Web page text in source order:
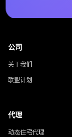
公司
关于我们
联盟计划
代理
动态住宅代理